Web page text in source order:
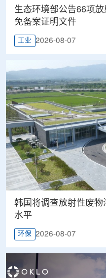
生态环境部公告66项
免备案证明文件
工业 2026-08-07
韩国将调查放射性废
水平
环保 2026-08-07